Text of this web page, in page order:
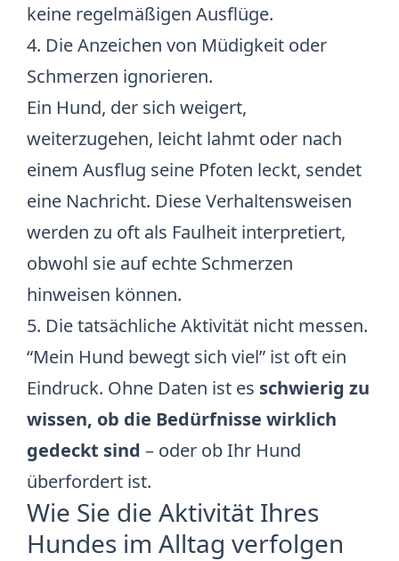
keine regelmäßigen Ausflüge.
4. Die Anzeichen von Müdigkeit oder
Schmerzen ignorieren.
Ein Hund, der sich weigert,
weiterzugehen, leicht lahmt oder nach
einem Ausflug seine Pfoten leckt, sendet
eine Nachricht. Diese Verhaltensweisen
werden zu oft als Faulheit interpretiert,
obwohl sie auf echte Schmerzen
hinweisen können.
5. Die tatsächliche Aktivität nicht messen.
“Mein Hund bewegt sich viel” ist oft ein
Eindruck. Ohne Daten ist es schwierig zu
wissen, ob die Bedürfnisse wirklich
gedeckt sind – oder ob Ihr Hund
überfordert ist.
Wie Sie die Aktivität Ihres
Hundes im Alltag verfolgen